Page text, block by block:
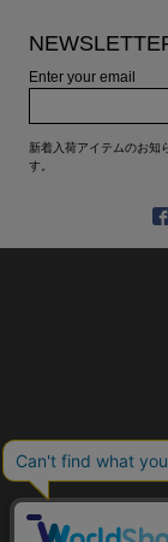
Enter your email
新着入荷アイテムのお知
す。